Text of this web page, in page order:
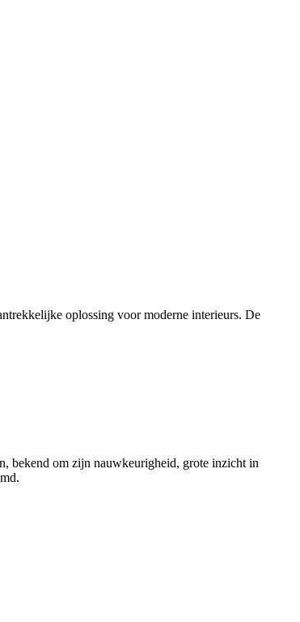
oplossing voor moderne interieurs. De
bekend om zijn nauwkeurigheid, grote inzicht in